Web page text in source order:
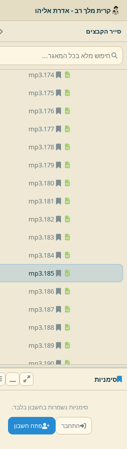
קרית מלך רב - אדרת אליהו
סייר הקבצים
171.
mp3
173.
174.
mp3
175.
mp3
176.
mp3
177.
mp3
178.
mp3
179.
mp3
180.
mp3
181.
mp3
182.
mp3
183.
mp3
184.
mp3
185.
mp3
186.
mp3
187.
mp3
188.
mp3
189.
mp3
190.
mp3
mp3
193.
mp3
194.
mp3
סימניות
סימניות נשמרות בחשבון בלבד.
התחבר פתח חשבון